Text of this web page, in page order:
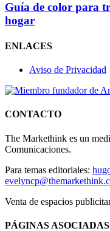
Guía de color para
hogar
ENLACES
Aviso de Privacidad
CONTACTO
The Markethink es un
Comunicaciones.
Para temas editoriales:
Venta de espacios
PÁGINAS ASOCIADAS